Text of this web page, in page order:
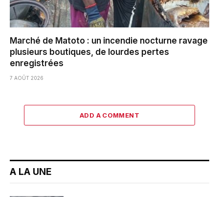
Marché de Matoto : un incendie nocturne ravage
plusieurs boutiques, de lourdes pertes
enregistrées
7 AOÛT 2026
ADD A COMMENT
A LA UNE